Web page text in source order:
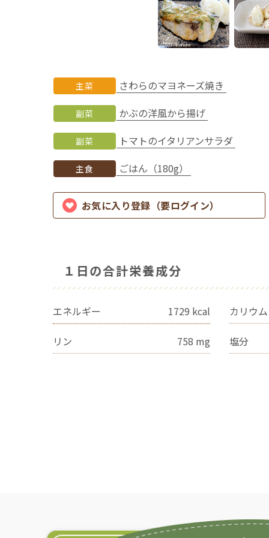
主菜 さわらのマヨネーズ焼き
副菜 かぶの洋風から揚げ
副菜 トマトのイタリアンサラダ
主食 ごはん（180g）
お気に入り登録（要ログイン）
１日の合計栄養成分
エネルギー 1729 kcal カリウム
リン 758 mg 塩分